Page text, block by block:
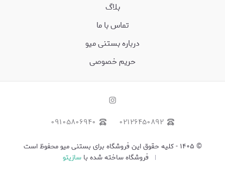
بلاگ
تماس با ما
درباره بستنی میو
حریم خصوصی
۰۲۱۲۶۴۵۰۸۹۲ ۰۹۱۰۵۸۰۶۹۴۰
© ۱۴۰۵ -کلیه حقوق این فروشگاه برای بستنی میو محفوظ است
فروشگاه ساخته شده با سازیتو